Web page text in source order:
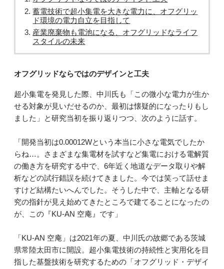
蓄電技術で超小集電を大きな電力に、オフグリッ
ド環境の電力自立を目指して
産業廃棄物も電池になる、オフグリッドなライフ
スタイルの未来
オフグリッドならではのデザインと工夫
超小集電を発見した際、中川氏も「この微小な電力が生か
せる対象が見いだせるのか、最初は懐疑的になったりもし
ました」と研究当初を振り返りつつ、次のように話す。
「開発当初は0.00012Wという本当に小さな電気でしたか
らね…。さまざまな集電材を試すなど集電における電解質
の働き方を研究する中で、6年近く地道なデータ取りや解
析などの試行錯誤を続けてきました。今では笑って話せま
すけど結構たいへんでした。そうした中で、主軸となる研
究の指針が見え始めてきたところで建てることになったの
が、この『KU-AN 空庵』です」
「KU-AN 空庵」は2021年の夏、中川氏の故郷である茨城
県常陸太田市に開設。超小集電技術の持続性と実用化を目
指した基盤技術を研究するための「オフグリッド・デザイ